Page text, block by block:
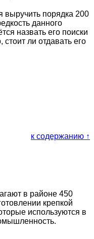
выручить порядка 200
данного
назвать его поиски
ли отдавать его
к содержанию ↑
в районе 450
крепкой
используются в